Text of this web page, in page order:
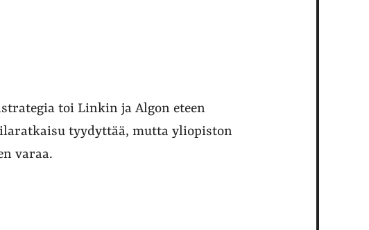
toi Linkin ja Algon eteen
tyydyttää, mutta yliopiston
varaa.